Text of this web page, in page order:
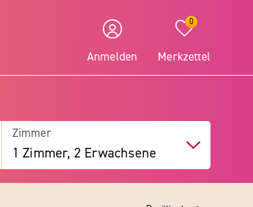
Anmelden
0
Merkzettel
Zimmer
1 Zimmer, 2 Erwachsene